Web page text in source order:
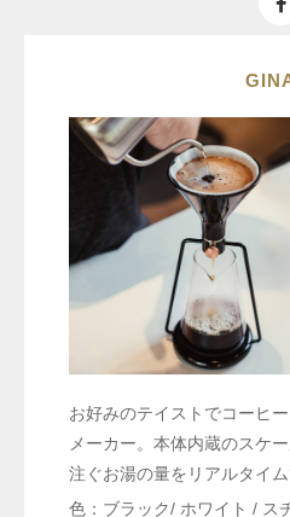
お好みのテイストでコーヒ
メーカー。本体内蔵のスケ
注ぐお湯の量をリアルタイム
色：ブラック/ ホワイト / ス